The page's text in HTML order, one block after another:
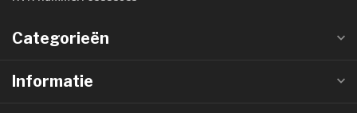
Categorieën
Informatie